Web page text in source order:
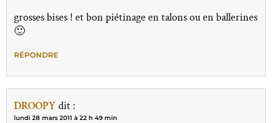
grosses bises ! et bon piétinage en talons ou en ballerines
🙂
RÉPONDRE
DROOPYdit :
lundi 28 mars 2011 à 22 h 49 min